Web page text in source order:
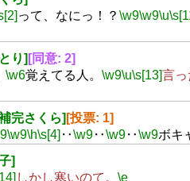
って、なにっ！？ \w9\w9\u
り] [同意: 2]
\w6覚えてる人。 \w9\u\s[13]言
完さくら] [投票: 1]
\w9\h\s[4] ‥\w9‥\w9‥\w9ボキ
]
しかし寒いのて。 \e